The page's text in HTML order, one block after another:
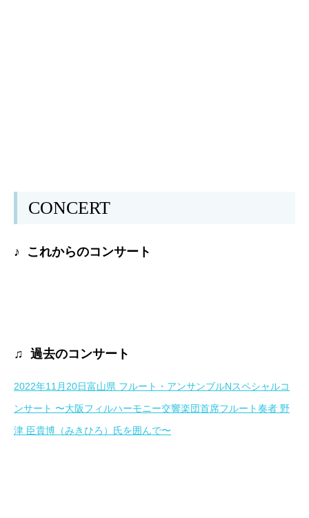
CONCERT
♪ これからのコンサート
♫ 過去のコンサート
2022年11月20日富山県 フルート・アンサンブルNスペシャルコ
ンサート 〜大阪フィルハーモニー交響楽団首席フルート奏者 野
津 臣貴博（みきひろ）氏を囲んで〜